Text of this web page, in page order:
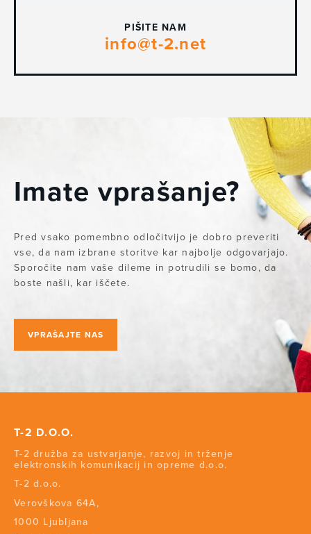
PIŠITE NAM
info@t-2.net
Imate vprašanje?
Pred vsako pomembno odločitvijo je dobro preveriti
vse, da nam izbrane storitve kar najbolje odgovarjajo.
Sporočite nam vaše dileme in potrudili se bomo, da
boste našli, kar iščete.
VPRAŠAJTE NAS
T-2 D.O.O.
T-2 družba za ustvarjanje, razvoj in trženje
elektronskih komunikacij in opreme d.o.o.
T-2 d.o.o.
Verovškova 64A,
1000 Ljubljana